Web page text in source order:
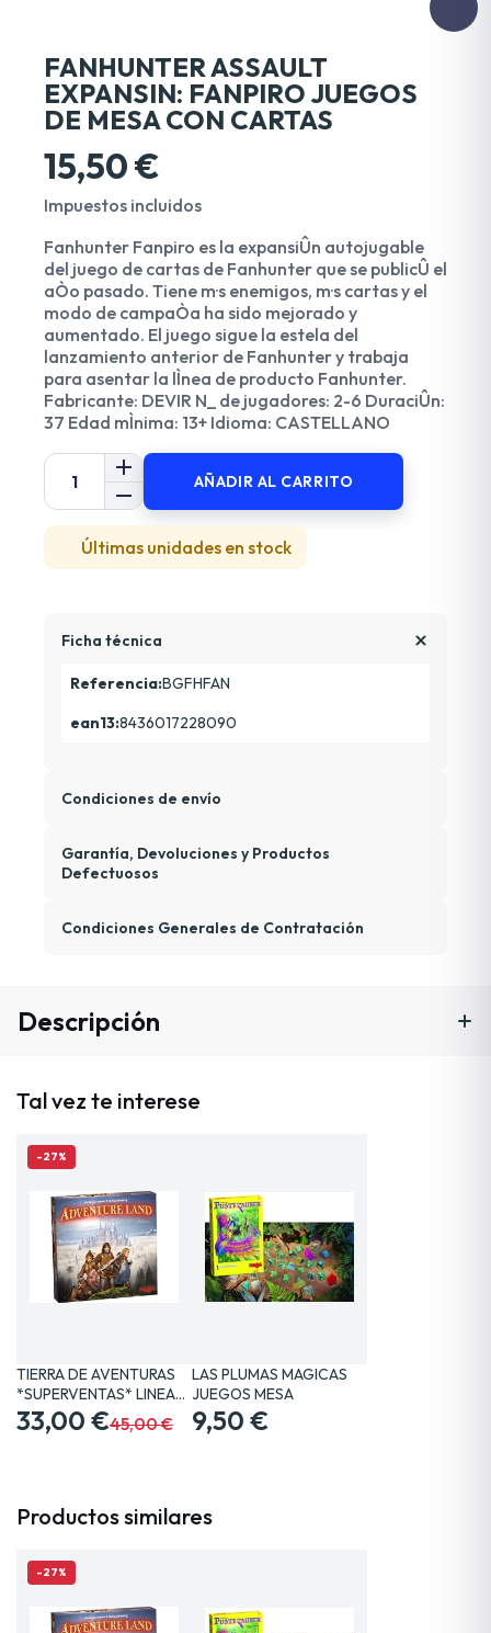
FANHUNTER ASSAULT
EXPANSIN: FANPIRO JUEGOS
DE MESA CON CARTAS
15,50 €
Impuestos incluidos
Fanhunter Fanpiro es la expansiÛn autojugable
del juego de cartas de Fanhunter que se publicÛ el
aÒo pasado. Tiene m·s enemigos, m·s cartas y el
modo de campaÒa ha sido mejorado y
aumentado. El juego sigue la estela del
lanzamiento anterior de Fanhunter y trabaja
para asentar la lÌnea de producto Fanhunter.
Fabricante: DEVIR N_ de jugadores: 2-6 DuraciÛn:
37 Edad mÌnima: 13+ Idioma: CASTELLANO
AÑADIR AL CARRITO
Últimas unidades en stock
Ficha técnica
Referencia:BGFHFAN
ean13:8436017228090
Condiciones de envío
Garantía, Devoluciones y Productos
Defectuosos
Condiciones Generales de Contratación
Descripción
Tal vez te interese
-27%
TIERRA DE AVENTURAS
*SUPERVENTAS* LINEA…
33,00 €45,00 €
LAS PLUMAS MAGICAS
JUEGOS MESA
9,50 €
Productos similares
-27%